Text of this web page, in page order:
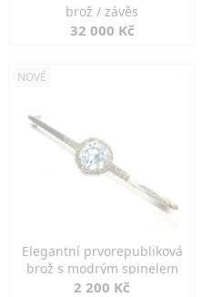
brož / závěs
32 000 Kč
NOVÉ
Elegantní prvorepubliková
brož s modrým spinelem
2 200 Kč